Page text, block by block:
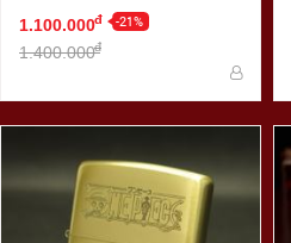
1.100.000đ -21%
1.400.000đ